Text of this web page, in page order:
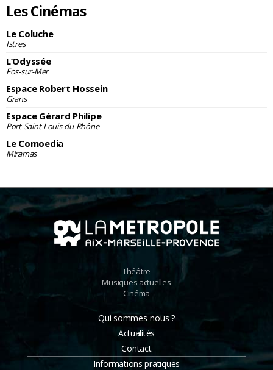
Les Cinémas
Le Coluche
Istres
L’Odyssée
Fos-sur-Mer
Espace Robert Hossein
Grans
Espace Gérard Philipe
Port-Saint-Louis-du-Rhône
Le Comoedia
Miramas
Théâtre
Musiques actuelles
Cinéma
Qui sommes-nous ?
Actualités
Contact
Informations pratiques